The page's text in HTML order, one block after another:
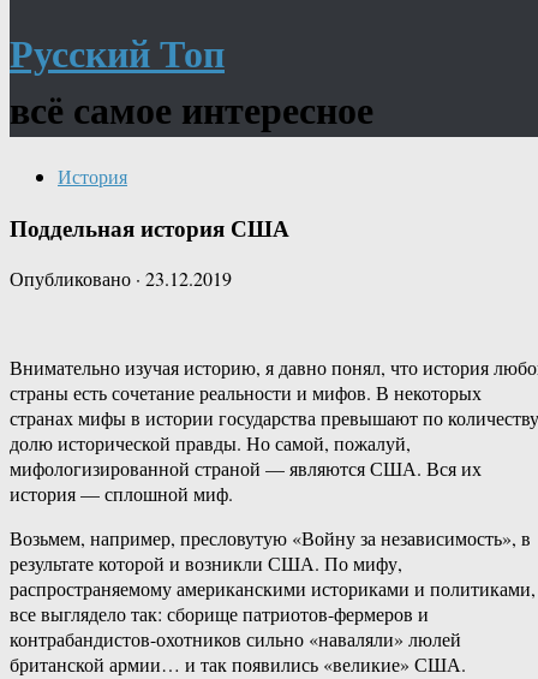
Русский Топ
всё самое интересное
История
Поддельная история США
Опубликовано · 23.12.2019
Внимательно изучая историю, я давно понял, что история
страны есть сочетание реальности и мифов. В некоторых
странах мифы в истории государства превышают по количеству
долю исторической правды. Но самой, пожалуй,
мифологизированной страной — являются США. Вся их
история — сплошной миф.
Возьмем, например, пресловутую «Войну за независимость», в
результате которой и возникли США. По мифу,
распространяемому американскими историками и политиками,
все выглядело так: сборище патриотов-фермеров и
контрабандистов-охотников сильно «наваляли» люлей
британской армии… и так появились «великие» США.